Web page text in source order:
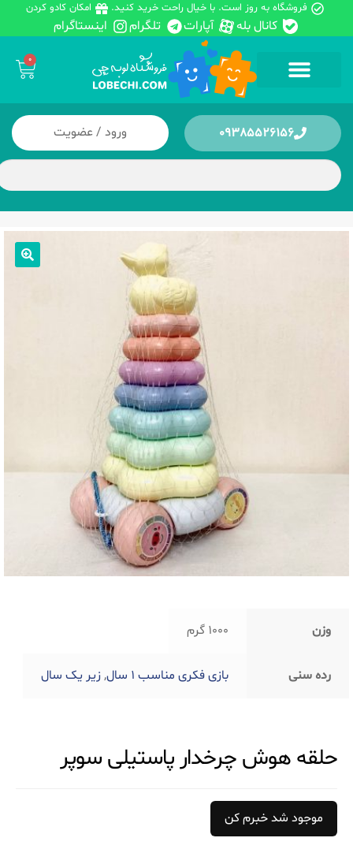
فروشگاه به روز است. با خیال راحت خرید کنید. امکان کادو کردن
کانال بله آپارات تلگرام اینستاگرام
0
09385526156 ورود / عضویت
وزن 1000 گرم
رده سنی بازی فکری مناسب 1 سال ,زیر یک سال
حلقه هوش چرخدار پاستیلی سوپر
موجود شد خبرم کن